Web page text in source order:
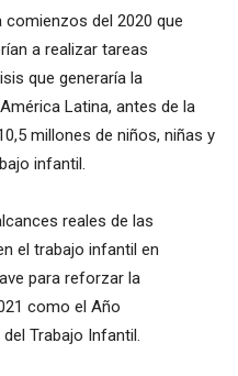
del 2020 que
a realizar tareas
que generaría la
Latina, antes de la
millones de niños, niñas y
infantil.
reales de las
el trabajo infantil en
para reforzar la
como el Año
Trabajo Infantil.